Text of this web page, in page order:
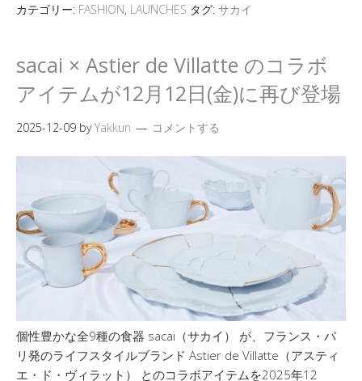
カテゴリー: FASHION, LAUNCHES タグ: サカイ
sacai × Astier de Villatte のコラボ
アイテムが12月12日(金)に再び登場
2025-12-09 byYakkun コメントする
個性豊かな全9種の食器 sacai（サカイ） が、フランス・パ
リ発のライフスタイルブランド Astier de Villatte（アスティ
エ・ド・ヴィラット） とのコラボアイテムを2025年12